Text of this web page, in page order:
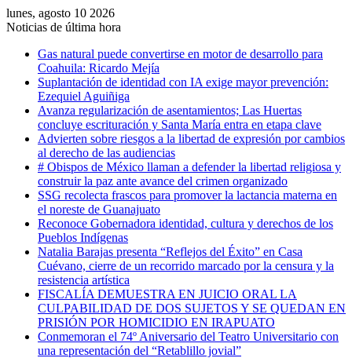
lunes, agosto 10 2026
Noticias de última hora
Gas natural puede convertirse en motor de desarrollo para
Coahuila: Ricardo Mejía
Suplantación de identidad con IA exige mayor prevención:
Ezequiel Aguiñiga
Avanza regularización de asentamientos; Las Huertas
concluye escrituración y Santa María entra en etapa clave
Advierten sobre riesgos a la libertad de expresión por cambios
al derecho de las audiencias
# Obispos de México llaman a defender la libertad religiosa y
construir la paz ante avance del crimen organizado
SSG recolecta frascos para promover la lactancia materna en
el noreste de Guanajuato
Reconoce Gobernadora identidad, cultura y derechos de los
Pueblos Indígenas
Natalia Barajas presenta “Reflejos del Éxito” en Casa
Cuévano, cierre de un recorrido marcado por la censura y la
resistencia artística
FISCALÍA DEMUESTRA EN JUICIO ORAL LA
CULPABILIDAD DE DOS SUJETOS Y SE QUEDAN EN
PRISIÓN POR HOMICIDIO EN IRAPUATO
Conmemoran el 74º Aniversario del Teatro Universitario con
una representación del “Retablillo jovial”